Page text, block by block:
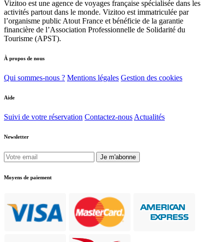
Vizitoo est une agence de voyages française spécialisée dans les
activités partout dans le monde. Vizitoo est immatriculée par
l’organisme public Atout France et bénéficie de la garantie
financière de l’Association Professionnelle de Solidarité du
Tourisme (APST).
À propos de nous
Qui sommes-nous ? Mentions légales Gestion des cookies
Aide
Suivi de votre réservation Contactez-nous Actualités
Newsletter
Je m'abonne
Moyens de paiement